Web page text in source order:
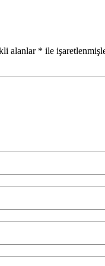
alanlar * ile